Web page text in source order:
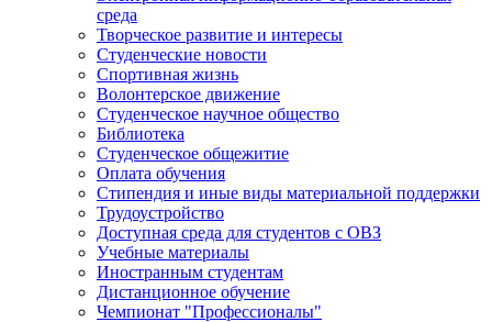
среда
Творческое развитие и интересы
Студенческие новости
Спортивная жизнь
Волонтерское движение
Студенческое научное общество
Библиотека
Студенческое общежитие
Оплата обучения
Стипендия и иные виды материальной поддержки
Трудоустройство
Доступная среда для студентов с ОВЗ
Учебные материалы
Иностранным студентам
Дистанционное обучение
Чемпионат "Профессионалы"